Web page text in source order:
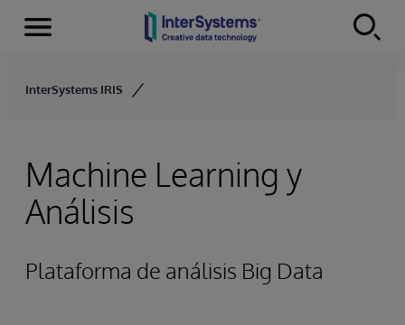
Skip to content
Secciones
InterSystems IRIS
Machine Learning y
Análisis
Plataforma de análisis Big Data